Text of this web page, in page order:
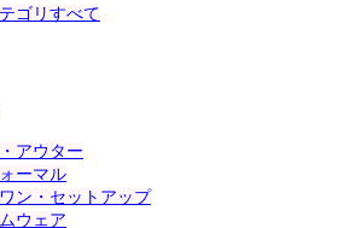
ゴリすべて
アウター
ーマル
ン・セットアップ
ウェア